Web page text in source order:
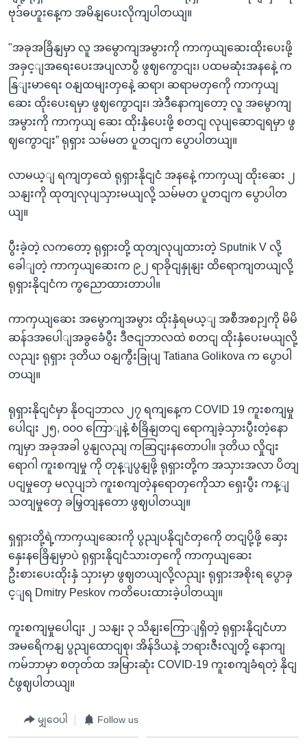
ဗုဒ်ဓဟူးနေ့က အမိနျပေးလိုကျပါတယျ။
"အခုအခြိနျမှာ လူ အမွောကျအမွားကို ကာကှယျဆေးထိုးပေးဖို့
အခှင့ျအရေးပေးအပျလာပွီ ဖွဈကွောငျး၊ ပထမဆုံးအနနေဲ့ က
နြျးမာရေး ဝနျထမျးတှနေဲ့ ဆရာ၊ ဆရာမတှကေို ကာကှယျ
ဆေး ထိုးပေးရမှာ ဖွဈကွောငျး၊ အဲဒီနောကျတော့ လူ အမွောကျ
အမွားကို ကာကှယျ ဆေး ထိုးနှံပေးဖို့ စတငျ လုပျဆောငျရမှာ ဖွ
ဈကွောငျး” ရုရှား သမ်မတ ပူတငျက ပွောပါတယျ။
လာမယ့ျ ရကျတှထေဲ ရုရှားနိုငျငံ အနနေဲ့ ကာကှယျ ထိုးဆေး ၂
သနျးကို ထုတျလုပျသှားမယျလို့ သမ်မတ ပူတငျက ပွောပါတ
ယျ။
ပွီးခဲ့တဲ့ လကတော့ ရုရှားတို့ ထုတျလုပျထားတဲ့ Sputnik V လို့
ခေါျတဲ့ ကာကှယျဆေးက ၉၂ ရာခိုငျနှုနျး ထိရောကျတယျလို့
ရုရှားနိုငျငံက ကွညောထားတာပါ။
ကာကှယျဆေး အမွောကျအမွား ထိုးနှံရမယ့ျ အစီအစဉျကို မိမိ
ဆန်ဒအပေါျအခွခေံပွီး ဒီဇငျဘာလထဲ စတငျ ထိုးနှံပေးမယျလို့
လညျး ရုရှား ဒုတိယ ဝနျကွီးခြုပျ Tatiana Golikova က ပွောပါ
တယျ။
ရုရှားနိုငျငံမှာ နိုဝငျဘာလ ၂၇ ရကျနေ့က COVID 19 ကူးစကျမှု
ပေါငျး ၂၅, ၀၀၀ ကြောျနဲ့ စံခြိနျတငျ ရောကျခဲ့သှားပွီးတဲ့နော
ကျမှာ အခုအခါ ပွနျလညျ ကဆြငျးနတောပါ။ ဒုတိယ လှိုငျး
ရောဂါ ကူးစကျမှု ကို တုန့ျပွနျဖို့ ရုရှားတို့က အသှားအလာ ပိတျ
ပငျမှုတှေ မလုပျဘဲ ကူးစကျတဲ့နရောတှကေိုသာ ရှေးပွီး ကန့ျ
သတျမှုတှေ ခမြှတျနတော ဖွဈပါတယျ။
ရှရှားတို့ရဲ့ကာကှယျဆေးကို ပွညျပနိုငျငံတှကေို တငျပို့ဖို့ ဆှေး
နှေးနခြေိနျမှာပဲ ရုရှားနိုငျငံသားတှကေို ကာကှယျဆေး
ဦးစားပေးထိုးနှံ သှားမှာ ဖွဈတယျလို့လညျး ရုရှားအစိုးရ ပွောခှ
င့ျရ Dmitry Peskov ကတိပေးထားခဲ့ပါတယျ။
ကူးစကျမှုပေါငျး ၂ သနျး ၃ သိနျးကြောျရှိတဲ့ ရုရှားနိုငျငံဟာ
အမရေိကနျ ပွညျထောငျစု၊ အိန်ဒိယနဲ့ ဘရားဇီးလျတို့ နောကျ
ကမ်ဘာမှာ စတုတ်ထ အမြားဆုံး COVID-19 ကူးစကျခံရတဲ့ နိုငျ
ငံဖွဈပါတယျ။
မျှဝေပါ Follow us